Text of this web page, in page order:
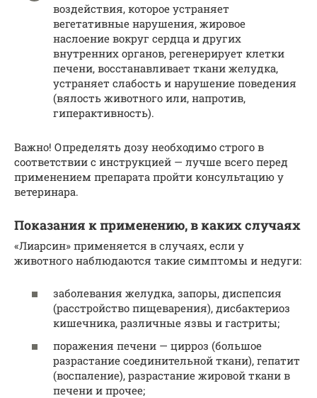
воздействия, которое устраняет
вегетативные нарушения, жировое
наслоение вокруг сердца и других
внутренних органов, регенерирует клетки
печени, восстанавливает ткани желудка,
устраняет слабость и нарушение поведения
(вялость животного или, напротив,
гиперактивность).
Важно! Определять дозу необходимо строго в
соответствии с инструкцией — лучше всего перед
применением препарата пройти консультацию у
ветеринара.
Показания к применению, в каких случаях
«Лиарсин» применяется в случаях, если у
животного наблюдаются такие симптомы и недуги:
заболевания желудка, запоры, диспепсия
(расстройство пищеварения), дисбактериоз
кишечника, различные язвы и гастриты;
поражения печени — цирроз (большое
разрастание соединительной ткани), гепатит
(воспаление), разрастание жировой ткани в
печени и прочее;